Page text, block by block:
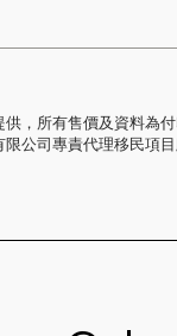
，所有售價及資料為
公司專責代理移民項